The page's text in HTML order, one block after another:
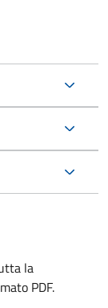
la
PDF.